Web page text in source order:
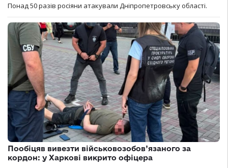
Понад 50 разів росіяни атакували Дніпропетровську області.
Пообіцяв вивезти військовозобов’язаного за
кордон: у Харкові викрито офіцера